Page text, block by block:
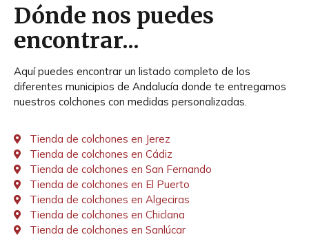
Dónde nos puedes
encontrar...
Aquí puedes encontrar un listado completo de los
diferentes municipios de Andalucía donde te entregamos
nuestros colchones con medidas personalizadas.
Tienda de colchones en Jerez
Tienda de colchones en Cádiz
Tienda de colchones en San Fernando
Tienda de colchones en El Puerto
Tienda de colchones en Algeciras
Tienda de colchones en Chiclana
Tienda de colchones en Sanlúcar